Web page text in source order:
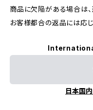
商品に欠陥がある場合は、
お客様都合の返品には応じ
日本国